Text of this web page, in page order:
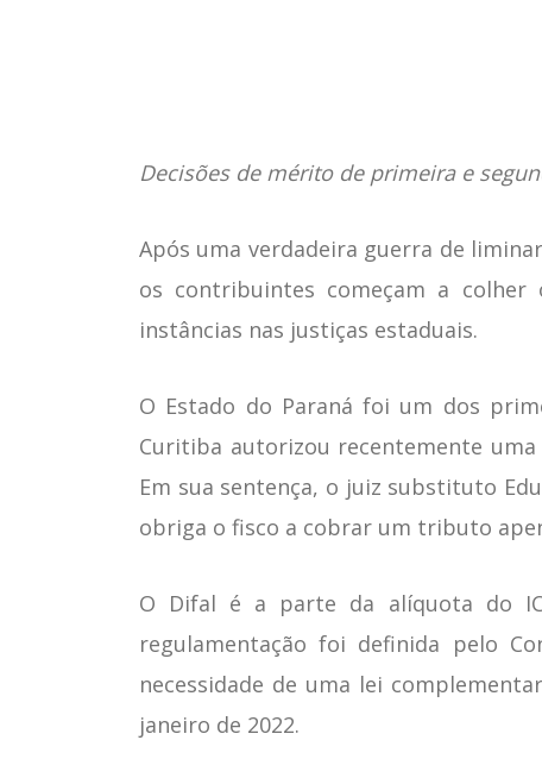
Decisões de mérito de primeira e
Após uma verdadeira guerra de
os contribuintes começam a colher
instâncias nas justiças estaduais.
O Estado do Paraná foi um dos
Curitiba autorizou recentemente
Em sua sentença, o juiz substituto
obriga o fisco a cobrar um tributo
O Difal é a parte da alíquota do
regulamentação foi definida pelo
necessidade de uma lei
janeiro de 2022.